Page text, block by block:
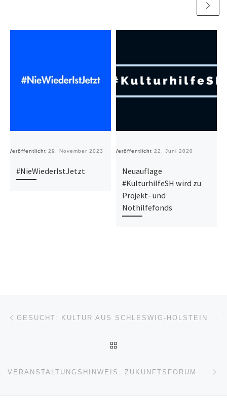
Veröffentlicht 29. November 2023
#NieWiederIstJetzt
Veröffentlicht 22. Juni 2020
Neuauflage
#KulturhilfeSH wird zu
Projekt- und
Nothilfefonds
Beitragsnavigation